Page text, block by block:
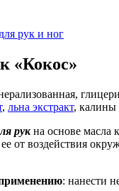
рук и ног
«Кокос»
, льна экстракт, калины
рукна основе масла
от воздействия
: нанести